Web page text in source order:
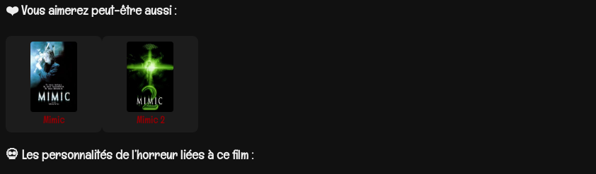
❤️ Vous aimerez peut-être aussi :
Mimic Mimic 2
💀 Les personnalités de l’horreur liées à ce film :